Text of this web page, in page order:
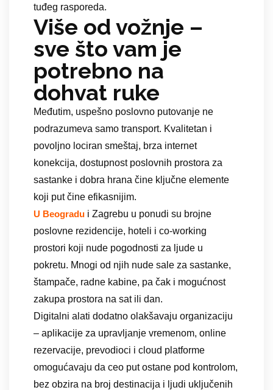
tuđeg rasporeda.
Više od vožnje –
sve što vam je
potrebno na
dohvat ruke
Međutim, uspešno poslovno putovanje ne
podrazumeva samo transport. Kvalitetan i
povoljno lociran smeštaj, brza internet
konekcija, dostupnost poslovnih prostora za
sastanke i dobra hrana čine ključne elemente
koji put čine efikasnijim.
U Beogradu i Zagrebu u ponudi su brojne
poslovne rezidencije, hoteli i co-working
prostori koji nude pogodnosti za ljude u
pokretu. Mnogi od njih nude sale za sastanke,
štampače, radne kabine, pa čak i mogućnost
zakupa prostora na sat ili dan.
Digitalni alati dodatno olakšavaju organizaciju
– aplikacije za upravljanje vremenom, online
rezervacije, prevodioci i cloud platforme
omogućavaju da ceo put ostane pod kontrolom,
bez obzira na broj destinacija i ljudi uključenih